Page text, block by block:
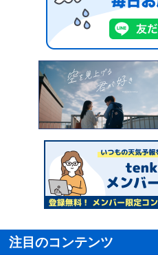
注目のコンテンツ